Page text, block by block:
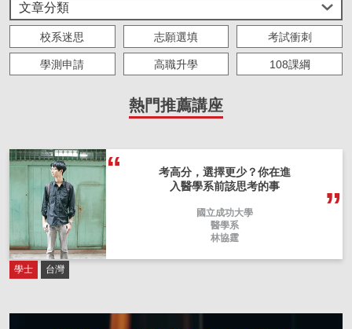
文章分類
校系迷思 志願選填 考試衝刺
學測申請 高職升學 108課綱
IOH 實習
僑外來台求學
熱門推薦講座
考高分，選擇更少？你在進
入醫學系前該思考的事
國立成功大學
醫學系
林協霆
學士 台灣